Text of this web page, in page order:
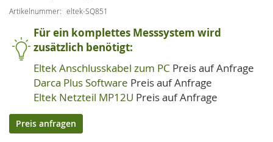
Artikelnummer eltek-SQ851
Für ein komplettes Messsystem wird
zusätzlich benötigt:
Eltek Anschlusskabel zum PC Preis auf Anfrage
Darca Plus Software Preis auf Anfrage
Eltek Netzteil MP12U Preis auf Anfrage
Preis anfragen